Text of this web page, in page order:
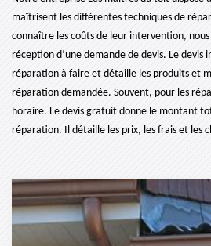
maîtrisent les différentes techniques de
connaître les coûts de leur intervention, nous
réception d’une demande de devis. Le devis
réparation à faire et détaille les produits et
réparation demandée. Souvent, pour les
horaire. Le devis gratuit donne le montant
réparation. Il détaille les prix, les frais et les